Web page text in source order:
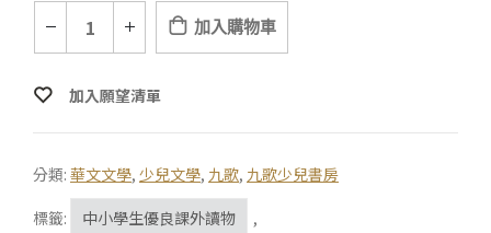
加入購物車
加入願望清單
分類: 華文文學, 少兒文學, 九歌, 九歌少兒書房
標籤:
中小學生優良課外讀物
,